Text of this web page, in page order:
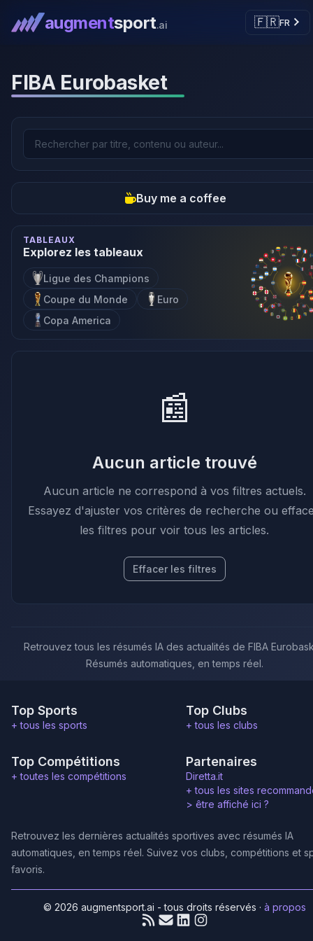
augmentsport.ai 🇫🇷FR
FIBA Eurobasket
Buy me a coffee
TABLEAUX
Explorez les tableaux
Ligue des Champions
Coupe du Monde
Euro
Copa America
📰
Aucun article trouvé
Aucun article ne correspond à vos filtres actuels.
Essayez d'ajuster vos critères de recherche ou
les filtres pour voir tous les articles.
Effacer les filtres
Retrouvez tous les résumés IA des actualités de FIBA
Résumés automatiques, en temps réel.
Top Sports
+ tous les sports
Top Clubs
+ tous les clubs
Top Compétitions
+ toutes les compétitions
Partenaires
Diretta.it
+ tous les sites
> être affiché ici ?
Retrouvez les dernières actualités sportives avec résumés IA
automatiques, en temps réel. Suivez vos clubs, compétitions et
favoris.
© 2026 augmentsport.ai - tous droits réservés · à propos